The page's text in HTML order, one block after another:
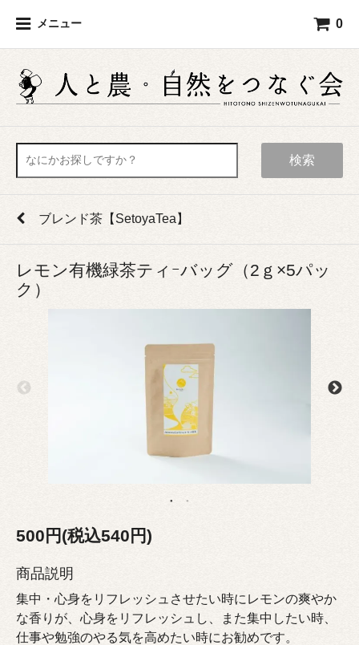
メニュー 0
検索
ブレンド茶【SetoyaTea】
レモン有機緑茶ティｰバッグ（2ｇ×5パッ
ク）
500円(税込540円)
商品説明
集中・心身をリフレッシュさせたい時にレモンの爽やか
な香りが、心身をリフレッシュし、また集中したい時、
仕事や勉強のやる気を高めたい時にお勧めです。